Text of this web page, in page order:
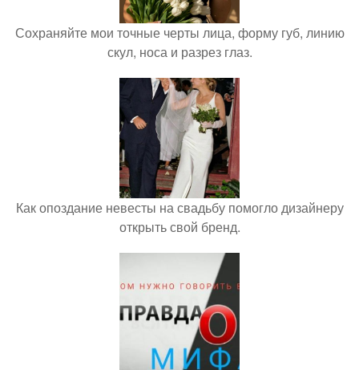
Сохраняйте мои точные черты лица, форму губ, линию
скул, носа и разрез глаз.
Как опоздание невесты на свадьбу помогло дизайнеру
открыть свой бренд.